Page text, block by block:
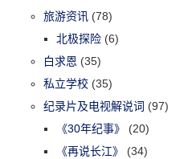
旅游资讯 (78)
北极探险 (6)
白求恩 (35)
私立学校 (35)
纪录片及电视解说词 (97)
《30年纪事》
(20)
《再说长江》
(34)